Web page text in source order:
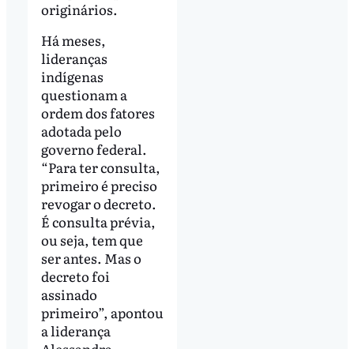
originários.
Há meses,
lideranças
indígenas
questionam a
ordem dos fatores
adotada pelo
governo federal.
“Para ter consulta,
primeiro é preciso
revogar o decreto.
É consulta prévia,
ou seja, tem que
ser antes. Mas o
decreto foi
assinado
primeiro”, apontou
a liderança